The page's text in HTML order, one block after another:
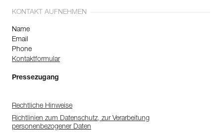
KONTAKT AUFNEHMEN
Name
Email
Phone
Kontaktformular
Pressezugang
Rechtliche Hinweise
Richtlinien zum Datenschutz, zur Verarbeitung
personenbezogener Daten